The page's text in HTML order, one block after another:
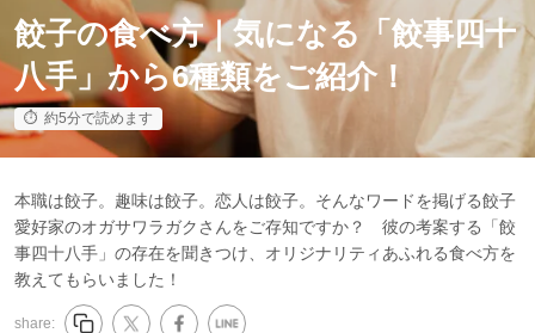
餃子の食べ方｜気になる「餃事四十
八手」から6種類をご紹介！
約5分で読めます
本職は餃子。趣味は餃子。恋人は餃子。そんなワードを掲げる餃子
愛好家のオガサワラガクさんをご存知ですか？ 彼の考案する「餃
事四十八手」の存在を聞きつけ、オリジナリティあふれる食べ方を
教えてもらいました！
share: